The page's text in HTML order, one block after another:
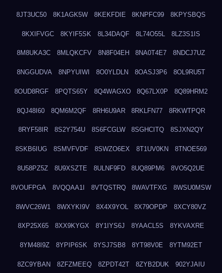
8JT3UC50 8K1AGK5W 8KEKFDIE 8KNPFC99 8KPYSBQS
8KXIFVGC 8KYIF5SK 8L34DAQF 8L74O55L 8LZ3S1IS
8M8UKA3C 8MLQKCFV 8N8F04EH 8NA0T4E7 8NDCJ7UZ
8NGGUDVA 8NPYUIWI 8O0YLDLN 8OASJ3P6 8OL9RU5T
8OUD8RGF 8PQTS65Y 8Q4WAGXO 8Q67LX0P 8Q89HRM2
8QJ48I60 8QM6M2QF 8RH6U9AR 8RKLFN77 8RKWTPQR
8RYF58IR 8S2Y754U 8S6FCGLW 8SGHCITQ 8SJXN2QY
8SKB6IUG 8SMVFVDF 8SWZO6EX 8T1UV0KN 8TNOE569
8U58PZ5Z 8U9XSZTE 8ULNF9FD 8UQ89PM6 8VO5Q2UE
8VOUFPGA 8VQQAA1I 8VTQSTRQ 8WAVTFXG 8WSU0MSW
8WVC26W1 8WXYKI9V 8X4X9YOL 8X79OPDP 8XCY80VZ
8XP25X65 8XX9KYGX 8Y1IYS6J 8YAACL5S 8YKVAXRE
8YM48I9Z 8YPIP6SK 8YSJ7SB8 8YT98V0E 8YTM92ET
8ZC9YBAN 8ZFZMEEQ 8ZPDT42T 8ZYB2DUK 902YJAIU